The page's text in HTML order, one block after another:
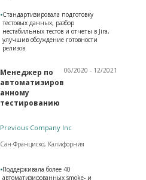
•Стандартизировала подготовку
тестовых данных, разбор
нестабильных тестов и отчеты в Jira,
улучшив обсуждение готовности
релизов.
Менеджер по
автоматизиров
анному
тестированию
06/2020 - 12/2021
Previous Company Inc
Сан-Франциско, Калифорния
•Поддерживала более 40
автоматизированных smoke- и